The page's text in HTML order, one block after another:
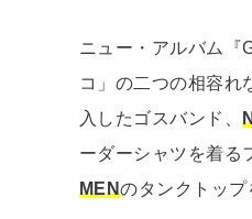
ニュー・アルバム『
コ」の二つの相容れ
入したゴスバンド、
ーダーシャツを着る
MENのタンクトップ